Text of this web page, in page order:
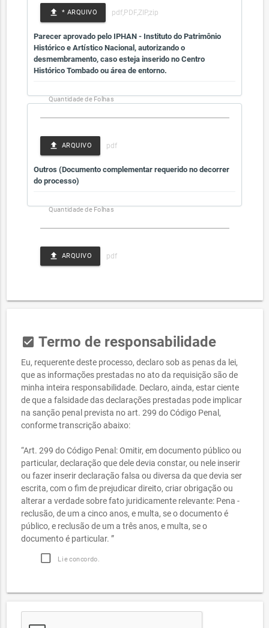
* ARQUIVO
file_upload
Parecer aprovado pelo IPHAN - Instituto do Patrimônio
Histórico e Artístico Nacional, autorizando o
desmembramento, caso esteja inserido no Centro
Histórico Tombado ou área de entorno.
Quantidade de Folhas
ARQUIVO
file_upload
Outros (Documento complementar requerido no decorrer
do processo)
Quantidade de Folhas
ARQUIVO
file_upload
check_box Termo de responsabilidade
Eu, requerente deste processo, declaro sob as penas da lei,
que as informações prestadas no ato da requisição são de
minha inteira responsabilidade. Declaro, ainda, estar ciente
de que a falsidade das declarações prestadas pode implicar
na sanção penal prevista no art. 299 do Código Penal,
conforme transcrição abaixo:
“Art. 299 do Código Penal: Omitir, em documento público ou
particular, declaração que dele devia constar, ou nele inserir
ou fazer inserir declaração falsa ou diversa da que devia ser
escrita, com o fim de prejudicar direito, criar obrigação ou
alterar a verdade sobre fato juridicamente relevante: Pena -
reclusão, de um a cinco anos, e multa, se o documento é
público, e reclusão de um a três anos, e multa, se o
documento é particular. ”
Li e concordo.